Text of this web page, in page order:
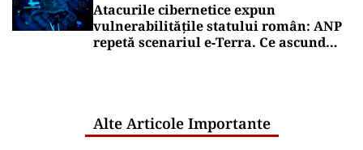
Atacurile cibernetice expun
vulnerabilitățile statului român: ANP
repetă scenariul e‑Terra. Ce ascund
Alte Articole Importante